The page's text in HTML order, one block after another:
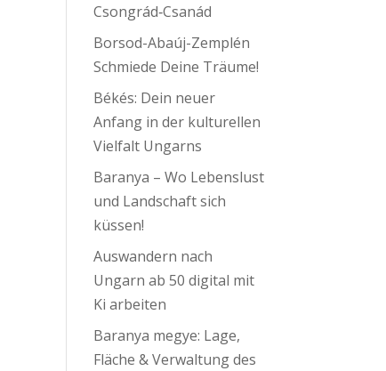
Csongrád‑Csanád
Borsod-Abaúj-Zemplén
Schmiede Deine Träume!
Békés: Dein neuer
Anfang in der kulturellen
Vielfalt Ungarns
Baranya – Wo Lebenslust
und Landschaft sich
küssen!
Auswandern nach
Ungarn ab 50 digital mit
Ki arbeiten
Baranya megye: Lage,
Fläche & Verwaltung des